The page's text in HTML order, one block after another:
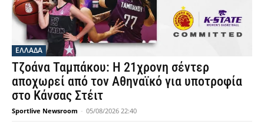
ΕΛΛΑΔΑ
Τζοάνα Ταμπάκου: Η 21χρονη σέντερ
αποχωρεί από τον Αθηναϊκό για υποτροφία
στο Κάνσας Στέιτ
Sportlive Newsroom - 05/08/2026 22:40